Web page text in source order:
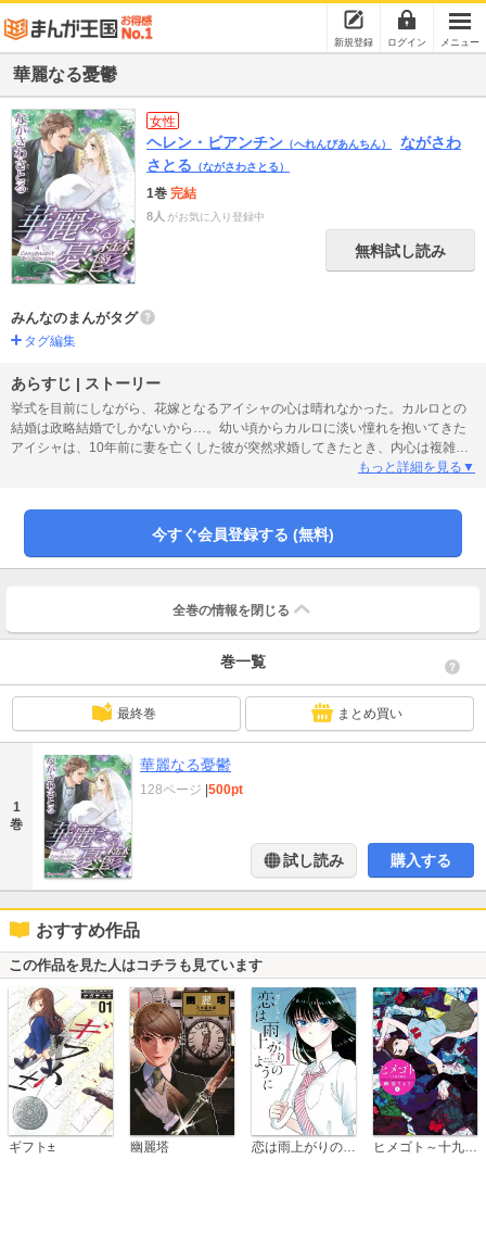
新規登録 ログイン メニュー
華麗なる憂鬱
女性
ヘレン・ビアンチン （へれんびあんちん）
ながさわ
さとる （ながさわさとる）
1巻 完結
8人 がお気に入り登録中
無料試し読み
みんなのまんがタグ
タグ編集
あらすじ | ストーリー
挙式を目前にしながら、花嫁となるアイシャの心は晴れなかった。カルロとの
結婚は政略結婚でしかないから…。幼い頃からカルロに淡い憧れを抱いてきた
アイシャは、10年前に妻を亡くした彼が突然求婚してきたとき、内心は複雑だ
った。彼はまだ前妻を忘れてはいないはず。その証拠に愛していると言われた
ャの予想は的中した。カルロの取り巻き女性のひとりから、みだらな密告があ
もっと詳細を見る▼
今すぐ会員登録する (無料)
全巻の情報を 閉じる
巻一覧
最終巻 まとめ買い
1
巻
華麗なる憂鬱
128ページ 500pt
試し読み 購入する
おすすめ作品
この作品を見た人はコチラも見ています
ギフト± 幽麗塔 恋は雨上がりのように ヒメゴト～十九歳の制服～